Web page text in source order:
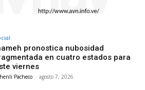
pronostica nubosidad
en cuatro estados para
viernes
Pacheco - agosto 7, 2026